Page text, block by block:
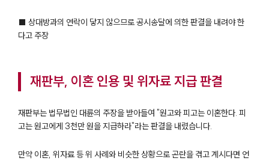
■ 상대방과의 연락이 닿지 않으므로 공시송달에 의한 판결을 내려야 한
다고 주장
재판부, 이혼 인용 및 위자료 지급 판결
재판부는 법무법인 대륜의 주장을 받아들여 "원고와 피고는 이혼한다. 피
고는 원고에게 3천만 원을 지급하라"라는 판결을 내렸습니다.
만약 이혼, 위자료 등 위 사례와 비슷한 상황으로 곤란을 겪고 계시다면 언